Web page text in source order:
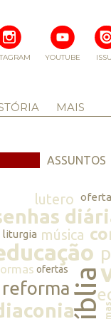
YOUTUBE
MAIS
ASSUNTOS
lutero
liturgia música
ofertasbíblia
reforma